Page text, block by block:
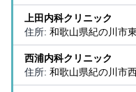
上田内科クリニック
住所: 和歌山県紀の川市
西浦内科クリニック
住所: 和歌山県紀の川市